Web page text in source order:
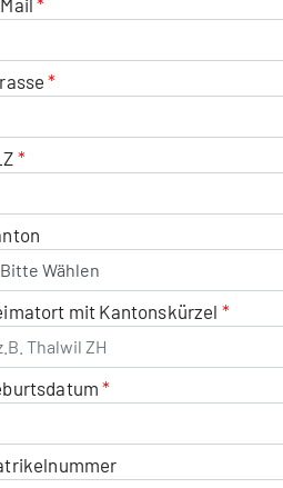
mit Kantonskürzel